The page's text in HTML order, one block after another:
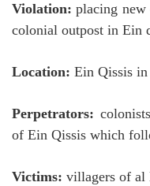
Violation:placing new
colonial outpost in Ein
Location: Ein Qissis
Perpetrators:
of Ein Qissis which
Victims: villagers of al